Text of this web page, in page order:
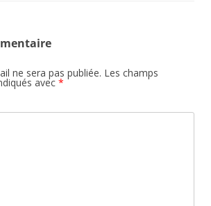
ne sera pas publiée. Les champs
avec *